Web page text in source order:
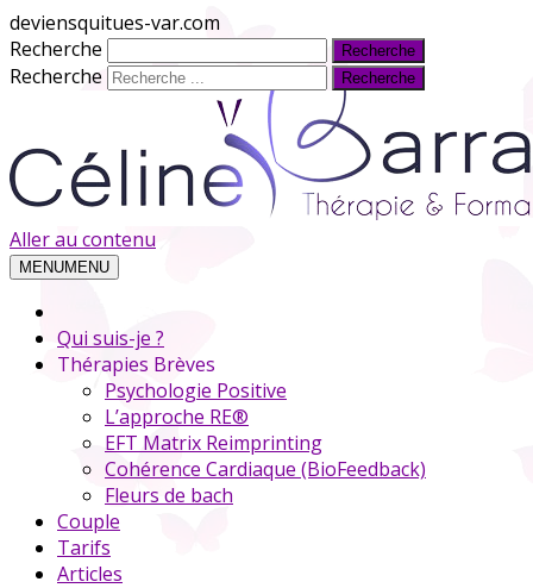
deviensquitues-var.com
Recherche
Recherche
Aller au contenu
MENUMENU
Qui suis-je ?
Thérapies Brèves
Psychologie Positive
L’approche RE®
EFT Matrix Reimprinting
Cohérence Cardiaque (BioFeedback)
Fleurs de bach
Couple
Tarifs
Articles